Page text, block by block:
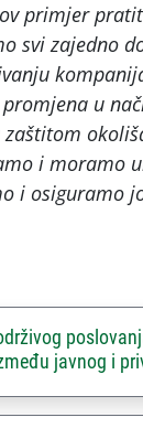
primjer
svi zajedno
u
zaštitom
i moramo
i osiguramo
javnog i